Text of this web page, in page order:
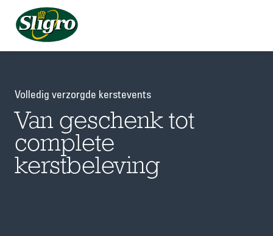
Volledig verzorgde kerstevents
Van geschenk tot
complete
kerstbeleving